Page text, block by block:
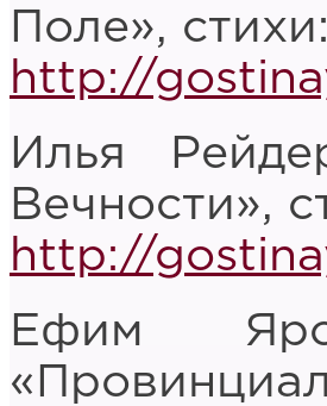
Поле», стихи:
http://
Илья
Вечности»,
http://
Ефим